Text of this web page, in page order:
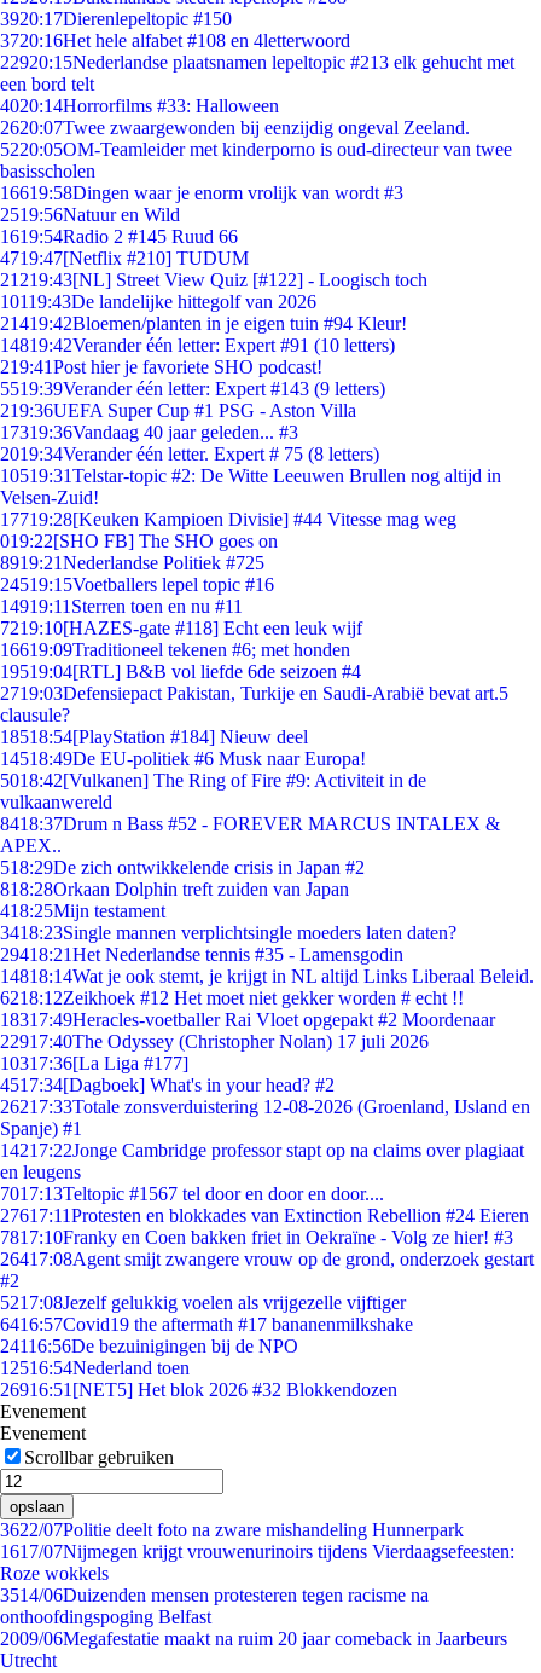
3920:17Dierenlepeltopic #150
3720:16Het hele alfabet #108 en 4letterwoord
22920:15Nederlandse plaatsnamen lepeltopic #213 elk gehucht met
een bord telt
4020:14Horrorfilms #33: Halloween
2620:07Twee zwaargewonden bij eenzijdig ongeval Zeeland.
5220:05OM-Teamleider met kinderporno is oud-directeur van twee
basisscholen
16619:58Dingen waar je enorm vrolijk van wordt #3
2519:56Natuur en Wild
1619:54Radio 2 #145 Ruud 66
4719:47[Netflix #210] TUDUM
21219:43[NL] Street View Quiz [#122] - Loogisch toch
10119:43De landelijke hittegolf van 2026
21419:42Bloemen/planten in je eigen tuin #94 Kleur!
14819:42Verander één letter: Expert #91 (10 letters)
219:41Post hier je favoriete SHO podcast!
5519:39Verander één letter: Expert #143 (9 letters)
219:36UEFA Super Cup #1 PSG - Aston Villa
17319:36Vandaag 40 jaar geleden... #3
2019:34Verander één letter. Expert # 75 (8 letters)
10519:31Telstar-topic #2: De Witte Leeuwen Brullen nog altijd in
Velsen-Zuid!
17719:28[Keuken Kampioen Divisie] #44 Vitesse mag weg
019:22[SHO FB] The SHO goes on
8919:21Nederlandse Politiek #725
24519:15Voetballers lepel topic #16
14919:11 Sterren toen en nu #11
7219:10[HAZES-gate #118] Echt een leuk wijf
16619:09Traditioneel tekenen #6; met honden
19519:04[RTL] B&B vol liefde 6de seizoen #4
2719:03Defensiepact Pakistan, Turkije en Saudi-Arabië bevat art.5
clausule?
18518:54[PlayStation #184] Nieuw deel
14518:49De EU-politiek #6 Musk naar Europa!
5018:42[Vulkanen] The Ring of Fire #9: Activiteit in de
vulkaanwereld
8418:37Drum n Bass #52 - FOREVER MARCUS INTALEX &
APEX..
518:29De zich ontwikkelende crisis in Japan #2
818:28Orkaan Dolphin treft zuiden van Japan
418:25Mijn testament
3418:23Single mannen verplichtsingle moeders laten daten?
29418:21Het Nederlandse tennis #35 - Lamensgodin
14818:14Wat je ook stemt, je krijgt in NL altijd Links Liberaal Beleid.
6218:12Zeikhoek #12 Het moet niet gekker worden # echt !!
18317:49Heracles-voetballer Rai Vloet opgepakt #2 Moordenaar
22917:40The Odyssey (Christopher Nolan) 17 juli 2026
10317:36[La Liga #177]
4517:34[Dagboek] What's in your head? #2
26217:33Totale zonsverduistering 12-08-2026 (Groenland, IJsland en
Spanje) #1
14217:22Jonge Cambridge professor stapt op na claims over plagiaat
en leugens
7017:13Teltopic #1567 tel door en door en door....
27617:11Protesten en blokkades van Extinction Rebellion #24 Eieren
7817:10Franky en Coen bakken friet in Oekraïne - Volg ze hier! #3
26417:08Agent smijt zwangere vrouw op de grond, onderzoek gestart
#2
5217:08Jezelf gelukkig voelen als vrijgezelle vijftiger
6416:57Covid19 the aftermath #17 bananenmilkshake
24116:56De bezuinigingen bij de NPO
12516:54Nederland toen
26916:51 [NET5] Het blok 2026 #32 Blokkendozen
Evenement
Evenement
Scrollbar gebruiken
opslaan
3622/07Politie deelt foto na zware mishandeling Hunnerpark
1617/07Nijmegen krijgt vrouwenurinoirs tijdens Vierdaagsefeesten:
Roze wokkels
3514/06Duizenden mensen protesteren tegen racisme na
onthoofdingspoging Belfast
2009/06Megafestatie maakt na ruim 20 jaar comeback in Jaarbeurs
Utrecht